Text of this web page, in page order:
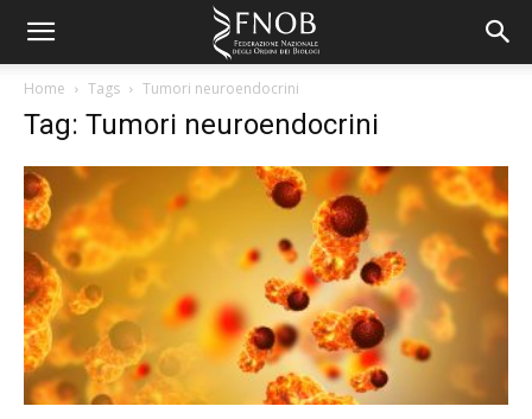
Home Tags Tumori neuroendocrini
Tag: Tumori neuroendocrini